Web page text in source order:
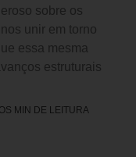
sobre os
unir em torno
essa mesma
estruturais
MIN DE LEITURA